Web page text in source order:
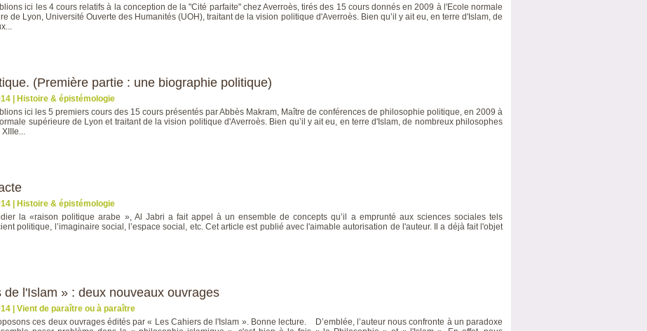
ici les 4 cours relatifs à la conception de la "Cité parfaite" chez Averroès, tirés des 15 cours donnés en 2009 à l'Ecole normale
de Lyon, Université Ouverte des Humanités (UOH), traitant de la vision politique d'Averroès. Bien qu’il y ait eu, en terre d'Islam, de
(Première partie : une biographie politique)
Histoire & épistémologie
ici les 5 premiers cours des 15 cours présentés par Abbès Makram, Maître de conférences de philosophie politique, en 2009 à
supérieure de Lyon et traitant de la vision politique d'Averroès. Bien qu’il y ait eu, en terre d'Islam, de nombreux philosophes
Histoire & épistémologie
la «raison politique arabe », Al Jabri a fait appel à un ensemble de concepts qu’il a emprunté aux sciences sociales tels
politique, l’imaginaire social, l’espace social, etc. Cet article est publié avec l'aimable autorisation de l'auteur. Il a déjà fait l'objet
l'Islam » : deux nouveaux ouvrages
Vient de paraître ou à paraître
ces deux ouvrages édités par « Les Cahiers de l'Islam ». Bonne lecture. D’emblée, l’auteur nous confronte à un paradoxe